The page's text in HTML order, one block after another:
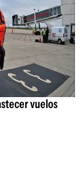
vuelos